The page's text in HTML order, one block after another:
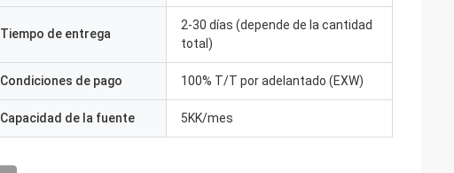
Tiempo de entrega
2-30 días (depende de la cantidad
total)
Condiciones de pago 100% T/T por adelantado (EXW)
Capacidad de la fuente 5KK/mes